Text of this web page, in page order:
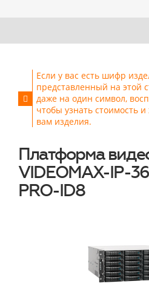
Если у вас есть шифр
представленный на этой
даже на один символ,
чтобы узнать стоимость
вам изделия.
Платформа
VIDEOMAX-IP-
PRO-ID8